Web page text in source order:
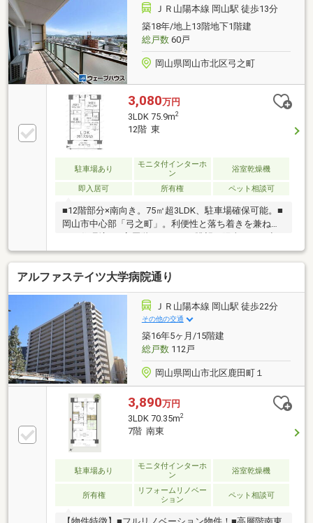
をご提案致します■ご縁を大切に！全力でサポート致
します■株式会社富士不動産販売■フリーダイヤル
0120-32-2882（通話料無料）■電話（082）292-6633■
ご質問やご相談等、何なりとお申し付け下さい♪
ＪＲ山陽本線 岡山駅 徒歩13分
築18年/地上13階地下1階建
総戸数60戸
岡山県岡山市北区弓之町
3,080万円
3LDK 75.9m2
12階 東
駐車場あり
モニタ付インターホ
ン
浴室乾燥機
即入居可 所有権 ペット相談可
■12階部分×南向き。75㎡超3LDK、駐車場確保可能。■
岡山市中心部「弓之町」。利便性と落ち着きを兼ね備
を感じる開放的な住空間。■後楽園や美術館を身近
に。文化と自然を感じる都心暮らし。■岡山駅徒歩圏
で叶える、ゆとりあるファミリーライフ。■空家につ
き即内覧可能。実際の眺望と開放感をご体感くださ
い。■都心立地×75.90㎡。広さと快適性を両立した
3LDK。■生活利便施設が揃う弓之町エリア。子育て世
帯にもおすすめ。
アルファステイツ大学病院通り
ＪＲ山陽本線 岡山駅 徒歩22分
その他の交通
築16年5ヶ月/15階建
総戸数112戸
岡山県岡山市北区鹿田町１
3,890万円
3LDK 70.35m2
7階 南東
駐車場あり
モニタ付インターホ
ン
浴室乾燥機
所有権
リフォームリノベー
ション
ペット相談可